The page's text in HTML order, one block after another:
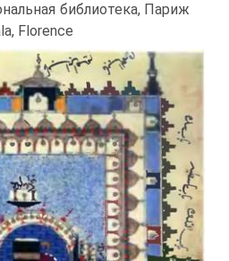
библиотека, Париж
Florence